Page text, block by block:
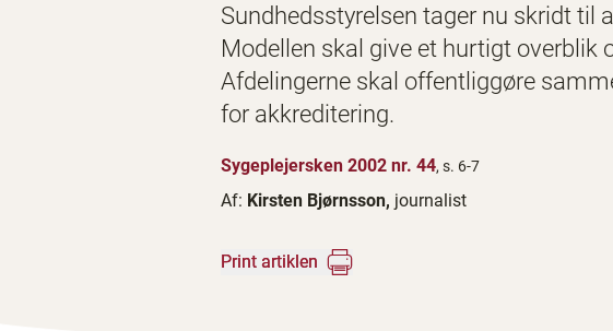
Sundhedsstyrelsen tager nu skridt til
Modellen skal give et hurtigt overblik
Afdelingerne skal offentliggøre
for akkreditering.
Sygeplejersken 2002 nr. 44, s. 6-7
Af: Kirsten Bjørnsson, journalist
Print artiklen